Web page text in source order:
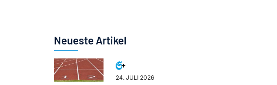
Neueste Artikel
24. JULI 2026